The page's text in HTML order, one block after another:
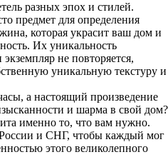
разных эпох и стилей.
предмет для определения
которая украсит ваш дом и
Их уникальность
не повторяется,
уникальную текстуру и
а настоящий произведение
и шарма в свой дом?
именно то, что вам нужно.
и СНГ, чтобы каждый мог
этого великолепного